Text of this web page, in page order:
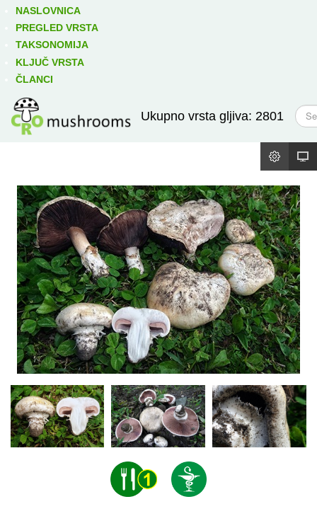
NASLOVNICA
PREGLED VRSTA
TAKSONOMIJA
KLJUČ VRSTA
ČLANCI
Ukupno vrsta gljiva: 2801
T
r
ž
Izravno podređene niže takse: